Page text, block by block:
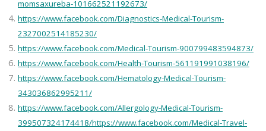
momsaxureba-101662521192673/
https://www.facebook.com/Diagnostics-Medical-Tourism-
2327002514185230/
https://www.facebook.com/Medical-Tourism-900799483594873/
https://www.facebook.com/Health-Tourism-561191991038196/
https://www.facebook.com/Hematology-Medical-Tourism-
343036862995211/
https://www.facebook.com/Allergology-Medical-Tourism-
399507324174418/https://www.facebook.com/Medical-Travel-